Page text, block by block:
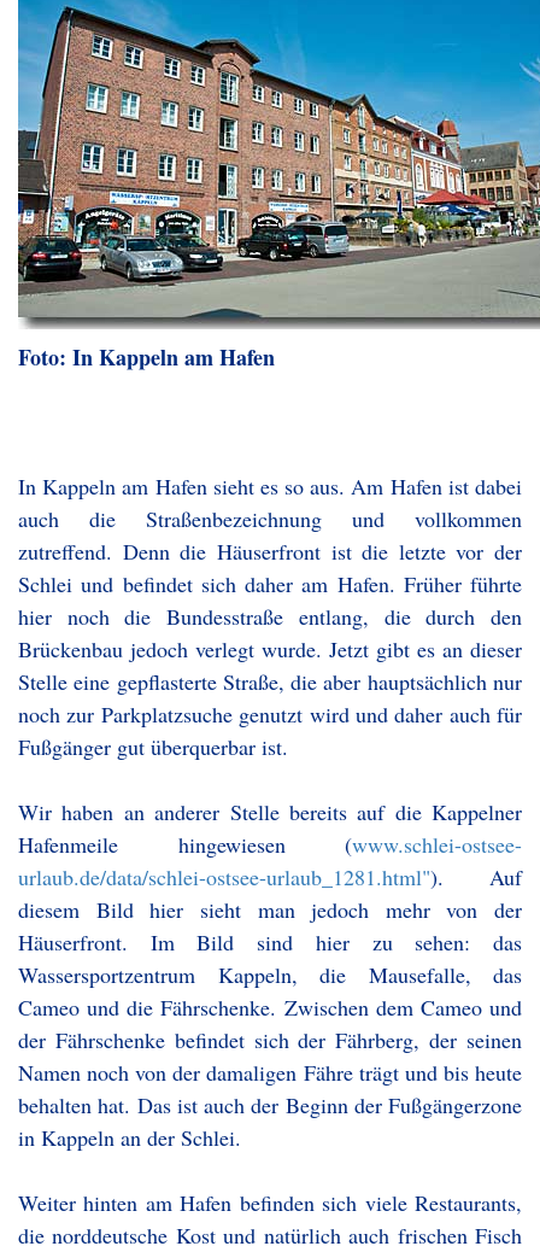
Foto: In Kappeln am Hafen
In Kappeln am Hafen sieht es so aus. Am Hafen ist dabei
auch die Straßenbezeichnung und vollkommen
zutreffend. Denn die Häuserfront ist die letzte vor der
Schlei und befindet sich daher am Hafen. Früher führte
hier noch die Bundesstraße entlang, die durch den
Brückenbau jedoch verlegt wurde. Jetzt gibt es an dieser
Stelle eine gepflasterte Straße, die aber hauptsächlich nur
noch zur Parkplatzsuche genutzt wird und daher auch für
Fußgänger gut überquerbar ist.
Wir haben an anderer Stelle bereits auf die Kappelner
Hafenmeile hingewiesen (www.schlei-ostsee-
urlaub.de/data/schlei-ostsee-urlaub_1281.html"). Auf
diesem Bild hier sieht man jedoch mehr von der
Häuserfront. Im Bild sind hier zu sehen: das
Wassersportzentrum Kappeln, die Mausefalle, das
Cameo und die Fährschenke. Zwischen dem Cameo und
der Fährschenke befindet sich der Fährberg, der seinen
Namen noch von der damaligen Fähre trägt und bis heute
behalten hat. Das ist auch der Beginn der Fußgängerzone
in Kappeln an der Schlei.
Weiter hinten am Hafen befinden sich viele Restaurants,
die norddeutsche Kost und natürlich auch frischen Fisch